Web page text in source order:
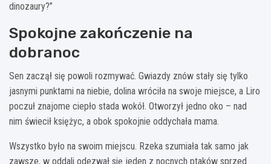
dinozaury?”
Spokojne zakończenie na
dobranoc
Sen zaczął się powoli rozmywać. Gwiazdy znów stały się tylko
jasnymi punktami na niebie, dolina wróciła na swoje miejsce, a Liro
poczuł znajome ciepło stada wokół. Otworzył jedno oko – nad
nim świecił księżyc, a obok spokojnie oddychała mama.
Wszystko było na swoim miejscu. Rzeka szumiała tak samo jak
zawsze, w oddali odezwał się jeden z nocnych ptaków sprzed